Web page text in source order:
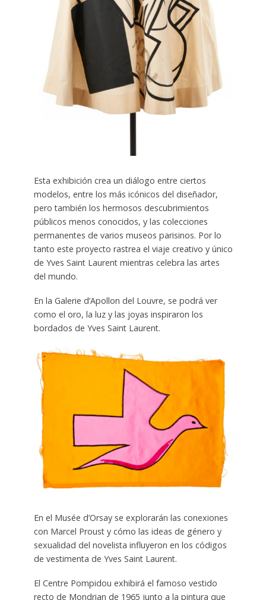
Esta exhibición crea un diálogo entre ciertos
modelos, entre los más icónicos del diseñador,
pero también los hermosos descubrimientos
públicos menos conocidos, y las colecciones
permanentes de varios museos parisinos. Por lo
tanto este proyecto rastrea el viaje creativo y único
de Yves Saint Laurent mientras celebra las artes
del mundo.
En la Galerie d’Apollon del Louvre, se podrá ver
como el oro, la luz y las joyas inspiraron los
bordados de Yves Saint Laurent.
En el Musée d’Orsay se explorarán las conexiones
con Marcel Proust y cómo las ideas de género y
sexualidad del novelista influyeron en los códigos
de vestimenta de Yves Saint Laurent.
El Centre Pompidou exhibirá el famoso vestido
recto de Mondrian de 1965 junto a la pintura que